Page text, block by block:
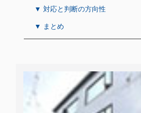
▼ 対応と判断の方向性
▼ まとめ